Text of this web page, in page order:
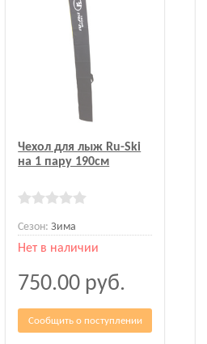
Чехол для лыж Ru-Ski
на 1 пару 190см
Сезон: Зима
Нет в наличии
750.00 руб.
Сообщить о поступлении